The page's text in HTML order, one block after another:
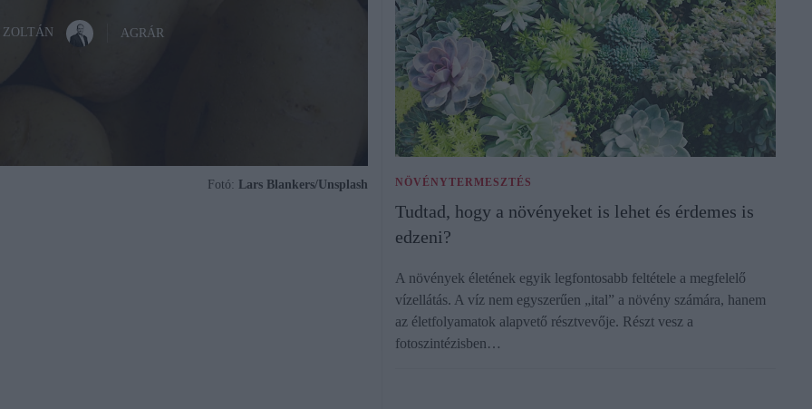
ZOLTÁN AGRÁR
Fotó: Lars Blankers/Unsplash NÖVÉNYTERMESZTÉS
Tudtad, hogy a növényeket is lehet és érdemes is
edzeni?
A növények életének egyik legfontosabb feltétele a megfelelő
vízellátás. A víz nem egyszerűen „ital” a növény számára, hanem
az életfolyamatok alapvető résztvevője. Részt vesz a
fotoszintézisben…